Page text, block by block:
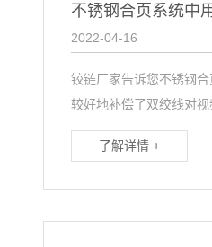
不锈钢合页系统中
2022-04-16
铰链厂家告诉您不锈钢
较好地补偿了双绞线对
了解详情 +